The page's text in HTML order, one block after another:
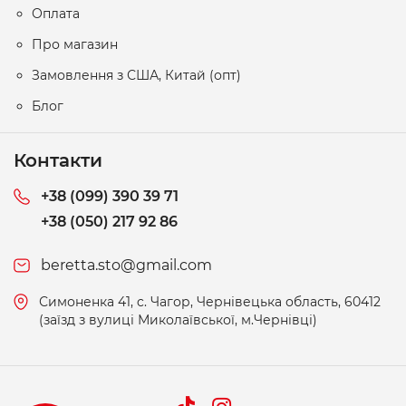
Оплата
Про магазин
Замовлення з США, Китай (опт)
Блог
Контакти
+38 (099) 390 39 71
+38 (050) 217 92 86
beretta.sto@gmail.com
Симоненка 41, c. Чагор, Чернівецька область, 60412
(заїзд з вулиці Миколаївської, м.Чернівці)